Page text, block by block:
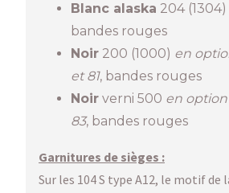
Blanc alaska 204 (1304)
bandes rouges
Noir 200 (1000) en
et 81, bandes rouges
Noir verni 500 en
83, bandes rouges
Garnitures de sièges :
Sur les 104 S type A12, le motif de